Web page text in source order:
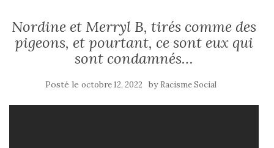
Nordine et Merryl B, tirés comme des
pigeons, et pourtant, ce sont eux qui
sont condamnés…
Posté le octobre 12, 2022 by Racisme Social